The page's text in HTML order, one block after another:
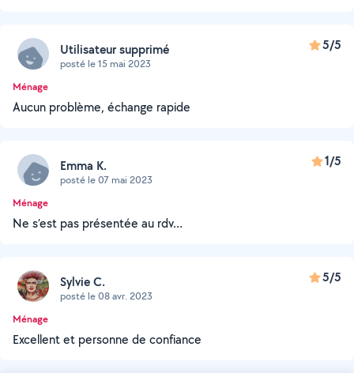
Utilisateur supprimé
posté le 15 mai 2023
5/5
Ménage
Aucun problème, échange rapide
Emma K.
posté le 07 mai 2023
1/5
Ménage
Ne s’est pas présentée au rdv…
Sylvie C.
posté le 08 avr. 2023
5/5
Ménage
Excellent et personne de confiance